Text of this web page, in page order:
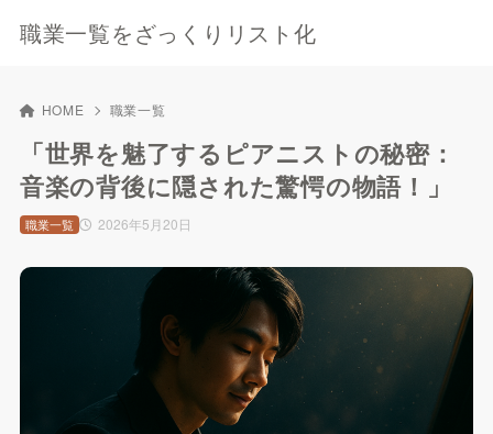
職業一覧をざっくりリスト化
HOME 職業一覧
「世界を魅了するピアニストの秘密：
音楽の背後に隠された驚愕の物語！」
2026年5月20日
職業一覧